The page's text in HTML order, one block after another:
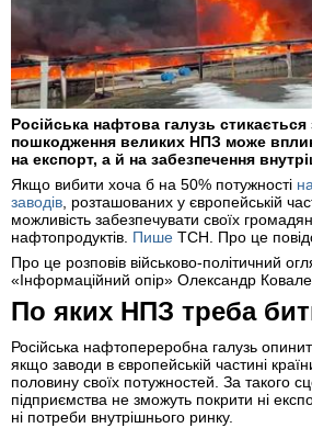
Російська нафтова галузь
пошкодження великих НПЗ може
на експорт, а й на забезпечення
Якщо вибити хоча б на 50% потужності
заводів, розташованих у європейській
можливість забезпечувати своїх
нафтопродуктів. Пише ТСН. Про це
Про це розповів військово-політичний
«Інформаційний опір» Олександр
По яких НПЗ треба
Російська нафтопереробна галузь
якщо заводи в європейській частині
половину своїх потужностей. За такого
підприємства не зможуть покрити ні
ні потреби внутрішнього ринку.